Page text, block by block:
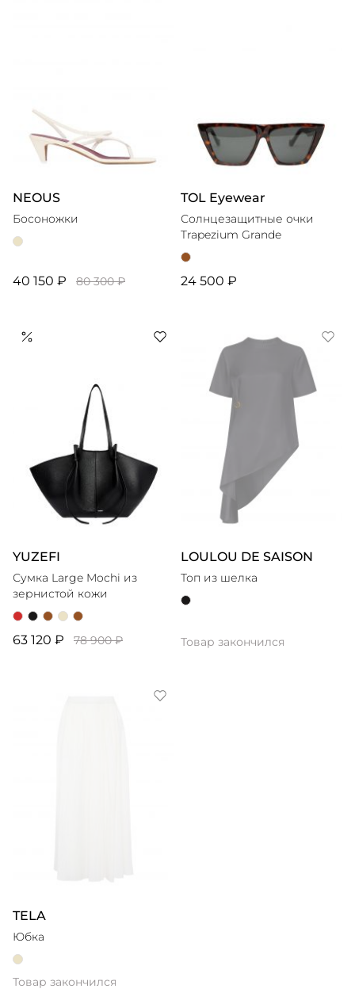
NEOUS
Босоножки
40 150 ₽ 80 300 ₽
TOL Eyewear
Солнцезащитные очки
Trapezium Grande
24 500 ₽
YUZEFI
Сумка Large Mochi из
зернистой кожи
63 120 ₽ 78 900 ₽
LOULOU DE SAISON
Топ из шелка
Товар закончился
TELA
Юбка
Товар закончился